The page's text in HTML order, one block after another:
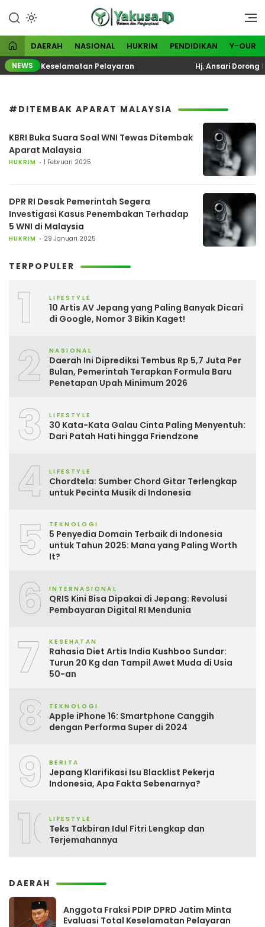
konten
Yakusa
Visioner dan Menginspirasi
DAERAH NASIONAL HUKRIM PENDIDIKAN Y-OUR
NEWS
Total Keselamatan Pelayaran Hj. Ansari Dorong
#DITEMBAK APARAT MALAYSIA
KBRI Buka Suara Soal WNI Tewas Ditembak
Aparat Malaysia
HUKRIM 1 Februari 2025
DPR RI Desak Pemerintah Segera
Investigasi Kasus Penembakan Terhadap
5 WNI di Malaysia
HUKRIM 29 Januari 2025
TERPOPULER
1 LIFESTYLE
10 Artis AV Jepang yang Paling Banyak Dicari
di Google, Nomor 3 Bikin Kaget!
2 NASIONAL
Daerah Ini Diprediksi Tembus Rp 5,7 Juta Per
Bulan, Pemerintah Terapkan Formula Baru
Penetapan Upah Minimum 2026
3 LIFESTYLE
30 Kata-Kata Galau Cinta Paling Menyentuh:
Dari Patah Hati hingga Friendzone
4 LIFESTYLE
Chordtela: Sumber Chord Gitar Terlengkap
untuk Pecinta Musik di Indonesia
5 TEKNOLOGI
5 Penyedia Domain Terbaik di Indonesia
untuk Tahun 2025: Mana yang Paling Worth
It?
6 INTERNASIONAL
QRIS Kini Bisa Dipakai di Jepang: Revolusi
Pembayaran Digital RI Mendunia
7 KESEHATAN
Rahasia Diet Artis India Kushboo Sundar:
Turun 20 Kg dan Tampil Awet Muda di Usia
50-an
8 TEKNOLOGI
Apple iPhone 16: Smartphone Canggih
dengan Performa Super di 2024
9 BERITA
Jepang Klarifikasi Isu Blacklist Pekerja
Indonesia, Apa Fakta Sebenarnya?
10LIFESTYLE
Teks Takbiran Idul Fitri Lengkap dan
Terjemahannya
DAERAH
Anggota Fraksi PDIP DPRD Jatim Minta
Evaluasi Total Keselamatan Pelayaran